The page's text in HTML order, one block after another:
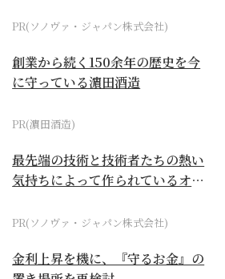
PR(ソノヴァ・ジャパン株式会社)
創業から続く150余年の歴史を今
に守っている濵田酒造
PR(濵田酒造)
最先端の技術と技術者たちの熱い
気持ちによって作られているオー
PR(ソノヴァ・ジャパン株式会社)
金利上昇を機に、『守るお金』の